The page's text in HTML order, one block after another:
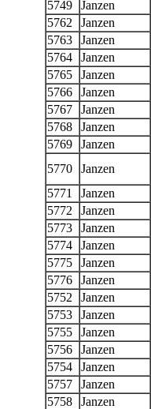
5749
Janzen
5762
Janzen
5763
Janzen
5764
Janzen
5765
Janzen
5766
Janzen
5767
Janzen
5768
Janzen
5769
Janzen
5770
Janzen
5771
Janzen
5772
Janzen
5773
Janzen
5774
Janzen
5775
Janzen
5776
Janzen
5752
Janzen
5753
Janzen
5755
Janzen
5756
Janzen
5754
Janzen
5757
Janzen
5758
Janzen